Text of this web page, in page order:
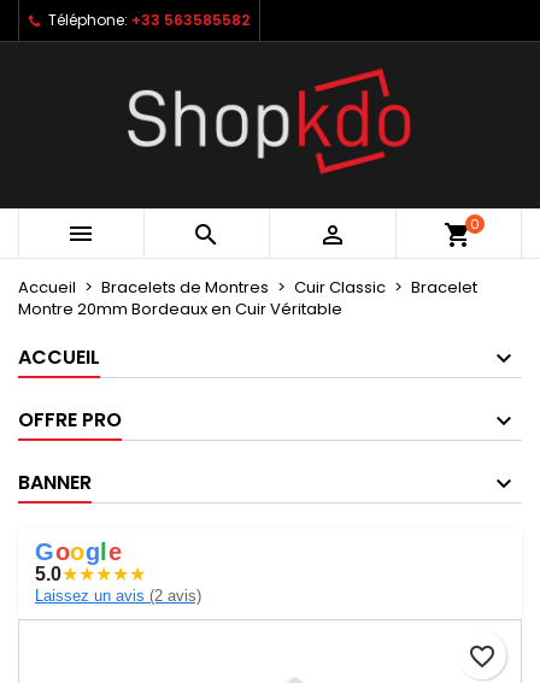
Téléphone: +33 563585582
   shopping_cart0
Accueil Bracelets de Montres Cuir Classic
Bracelet
Montre 20mm Bordeaux en Cuir Véritable
ACCUEIL
OFFRE PRO
BANNER
Goog e
5.0★★★★★
Laissez un avis (2 avis)
favorite_border
My wishlists ×
Create new list
Créer une liste d'envies ×
Nom de la liste d'envies
Annuler Créer une liste d'envies
Connexion ×
Vous devez être connecté pour ajouter des produits
à votre liste d'envies.
Annuler Connexion